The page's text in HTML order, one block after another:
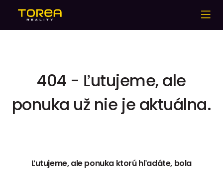
404 - Ľutujeme, ale
ponuka už nie je aktuálna.
Ľutujeme, ale ponuka ktorú hľadáte, bola